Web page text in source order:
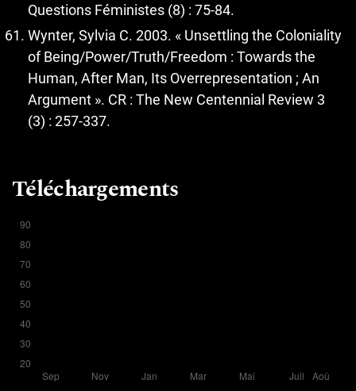
Questions Féministes (8) : 75-84.
Wynter, Sylvia C. 2003. « Unsettling the Coloniality
of Being/Power/Truth/Freedom : Towards the
Human, After Man, Its Overrepresentation ; An
Argument ». CR : The New Centennial Review 3
(3) : 257-337.
Téléchargements